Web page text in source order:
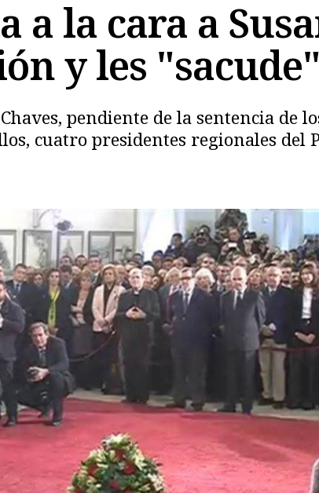
a la cara a
y les "sacude"
pendiente de la sentencia de
cuatro presidentes regionales del
Copiar